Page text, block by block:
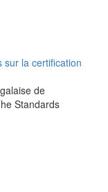
sur la certification
de
Standards